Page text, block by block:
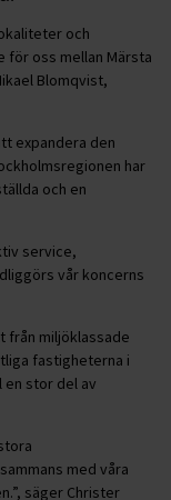
och
oss mellan Märsta
Blomqvist,
expandera den
har
och en
service,
vår koncerns
från miljöklassade
fastigheterna i
stor del av
med våra
säger Christer